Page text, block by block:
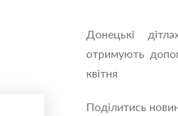
Донецькі
отримують
квітня
Поділитись